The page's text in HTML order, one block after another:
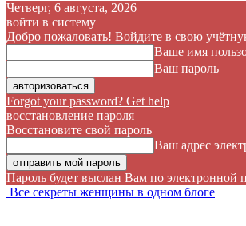
Четверг, 6 августа, 2026
войти в систему
Добро пожаловать! Войдите в свою
Ваше имя
Ваш пароль
Forgot your password? Get help
восстановление пароля
Восстановите свой пароль
Ваш адрес
Пароль будет выслан Вам по электронной
Все секреты женщины в одном блоге